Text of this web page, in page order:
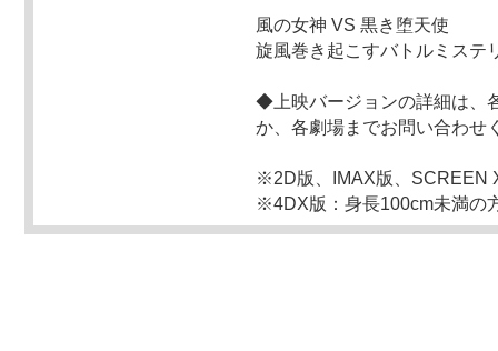
風の女神 VS 黒き堕天使
旋風巻き起こすバトルミステ
◆上映バージョンの詳細は、
か、各劇場までお問い合わせ
※2D版、IMAX版、SCREEN
※4DX版：身長100cm未満の